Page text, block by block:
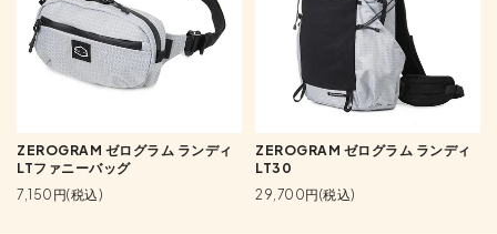
ZEROGRAM ゼログラム ランディ
LTファニーバッグ
7,150円(税込)
ZEROGRAM ゼログラム ランディ
LT30
29,700円(税込)